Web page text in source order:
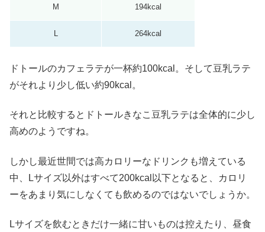
M 194kcal
L 264kcal
ドトールのカフェラテが一杯約100kcal。そして豆乳ラテ
がそれより少し低い約90kcal。
それと比較するとドトールきなこ豆乳ラテは全体的に少し
高めのようですね。
しかし最近世間では高カロリーなドリンクも増えている
中、Lサイズ以外はすべて200kcal以下となると、カロリ
ーをあまり気にしなくても飲めるのではないでしょうか。
Lサイズを飲むときだけ一緒に甘いものは控えたり、昼食